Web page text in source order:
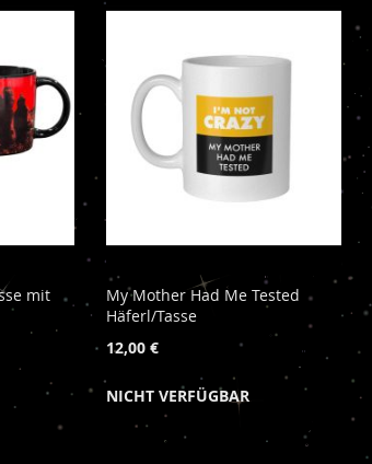
mit
My Mother Had Me Tested
Häferl/Tasse
12,00 €
NICHT VERFÜGBAR